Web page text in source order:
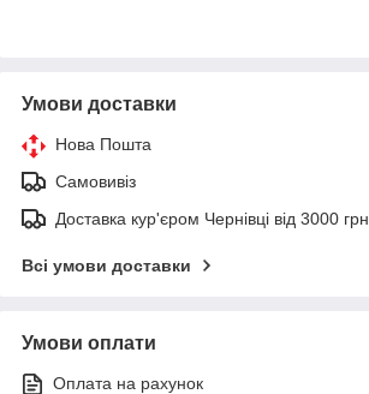
Умови доставки
Нова Пошта
Самовивіз
Доставка кур'єром Чернівці від 3000 грн
Всі умови доставки
Умови оплати
Оплата на рахунок